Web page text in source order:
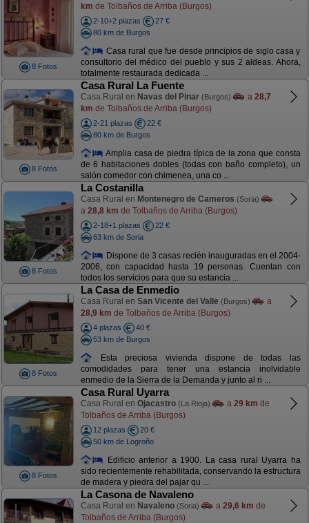
8 Fotos
km de Tolbaños de Arriba (Burgos)
2-10+2 plazas
27 €
80 km de Burgos
Casa rural que fue desde principios de siglo casa y
consultorio del médico del pueblo y sus 2 aldeas. Ahora,
totalmente restaurada dedicada ...
8 Fotos
Casa Rural La Fuente
Casa Rural en Navas del Pinar (Burgos) a 28,7
km de Tolbaños de Arriba (Burgos)
2-21 plazas
22 €
80 km de Burgos
Amplia casa de piedra típica de la zona que consta
de 6 habitaciones dobles (todas con baño completo), un
salón comedor con chimenea, una co ...
8 Fotos
La Costanilla
Casa Rural en Montenegro de Cameros (Soria)
a 28,8 km de Tolbaños de Arriba (Burgos)
2-18+1 plazas
22 €
63 km de Soria
Dispone de 3 casas recién inauguradas en el 2004-
2006, con capacidad hasta 19 personas. Cuentan con
todos los servicios para que su estancia ...
8 Fotos
La Casa de Enmedio
Casa Rural en San Vicente del Valle (Burgos)
a
28,9 km de Tolbaños de Arriba (Burgos)
4 plazas
40 €
53 km de Burgos
Esta preciosa vivienda dispone de todas las
comodidades para tener una estancia inolvidable
enmedio de la Sierra de la Demanda y junto al ri ...
8 Fotos
Casa Rural Uyarra
Casa Rural en Ojacastro (La Rioja) a 29 km de
Tolbaños de Arriba (Burgos)
12 plazas
20 €
50 km de Logroño
Edificio anterior a 1900. La casa rural Uyarra ha
sido recientemente rehabilitada, conservando la estructura
de madera y piedra del pajar qu ...
La Casona de Navaleno
Casa Rural en Navaleno (Soria) a 29,6 km de
Tolbaños de Arriba (Burgos)